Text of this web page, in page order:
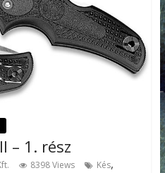
– 1. rész
8398 Views Kés,